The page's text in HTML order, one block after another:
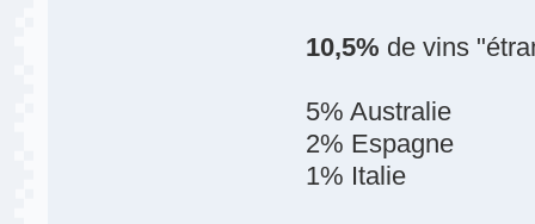
10,5% de vins
5% Australie
2% Espagne
1% Italie